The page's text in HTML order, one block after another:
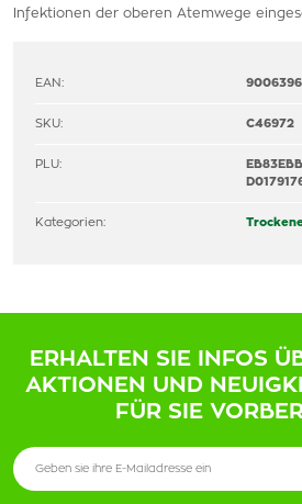
Infektionen der oberen Atemwege
EAN:
SKU: C46972
PLU:
Kategorien:
ERHALTEN SIE INFOS
AKTIONEN UND
FÜR SIE